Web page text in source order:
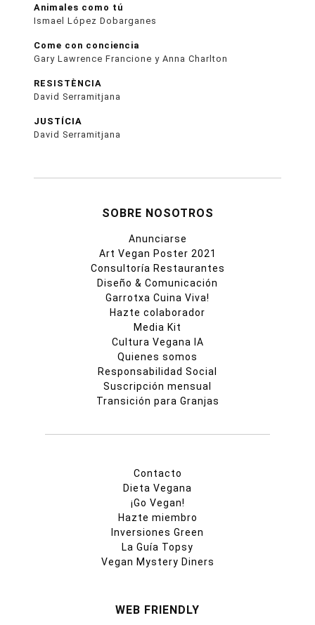
Animales como tú
Ismael López Dobarganes
Come con conciencia
Gary Lawrence Francione y Anna Charlton
RESISTÈNCIA
David Serramitjana
JUSTÍCIA
David Serramitjana
SOBRE NOSOTROS
Anunciarse
Art Vegan Poster 2021
Consultoría Restaurantes
Diseño & Comunicación
Garrotxa Cuina Viva!
Hazte colaborador
Media Kit
Cultura Vegana IA
Quienes somos
Responsabilidad Social
Suscripción mensual
Transición para Granjas
Contacto
Dieta Vegana
¡Go Vegan!
Hazte miembro
Inversiones Green
La Guía Topsy
Vegan Mystery Diners
WEB FRIENDLY